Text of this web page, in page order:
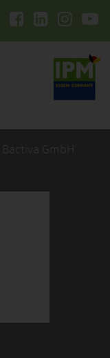
Bactiva GmbH